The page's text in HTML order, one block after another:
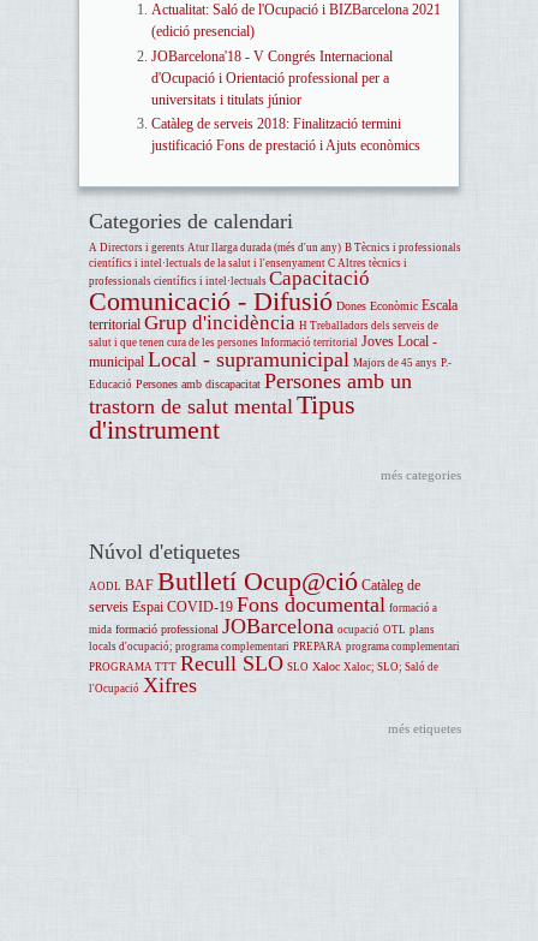
Actualitat: Saló de l'Ocupació i BIZBarcelona 2021
(edició presencial)
JOBarcelona'18 - V Congrés Internacional
d'Ocupació i Orientació professional per a
universitats i titulats júnior
Catàleg de serveis 2018: Finalització termini
justificació Fons de prestació i Ajuts econòmics
Categories de calendari
A Directors i gerents Atur llarga durada (més d'un any) B Tècnics i professionals
científics i intel·lectuals de la salut i l'ensenyament C Altres tècnics i
professionals científics i intel·lectuals Capacitació
Comunicació - Difusió Dones Econòmic Escala
territorial Grup d'incidència H Treballadors dels serveis de
salut i que tenen cura de les persones Informació territorial Joves Local -
municipal Local - supramunicipal Majors de 45 anys P.-
Educació Persones amb discapacitat Persones amb un
trastorn de salut mentalTipus
d'instrument
més categories
Núvol d'etiquetes
AODL BAF Butlletí Ocup@ció Catàleg de
serveis Espai COVID-19 Fons documental formació a
mida formació professional JOBarcelona ocupació OTL plans
locals d'ocupació; programa complementari PREPARA programa complementari
PROGRAMA TTT Recull SLO SLO Xaloc Xaloc; SLO; Saló de
l'Ocupació Xifres
més etiquetes